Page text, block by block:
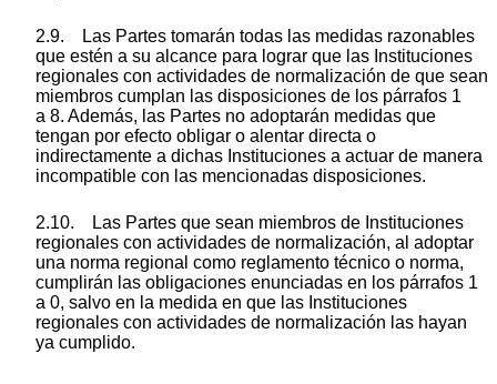
2.9. Las Partes tomarán todas las medidas razonables
que estén a su alcance para lograr que las Instituciones
regionales con actividades de normalización de que sean
miembros cumplan las disposiciones de los párrafos 1
a 8. Además, las Partes no adoptarán medidas que
tengan por efecto obligar o alentar directa o
indirectamente a dichas Instituciones a actuar de manera
incompatible con las mencionadas disposiciones.
2.10. Las Partes que sean miembros de Instituciones
regionales con actividades de normalización, al adoptar
una norma regional como reglamento técnico o norma,
cumplirán las obligaciones enunciadas en los párrafos 1
a 0, salvo en la medida en que las Instituciones
regionales con actividades de normalización las hayan
ya cumplido.